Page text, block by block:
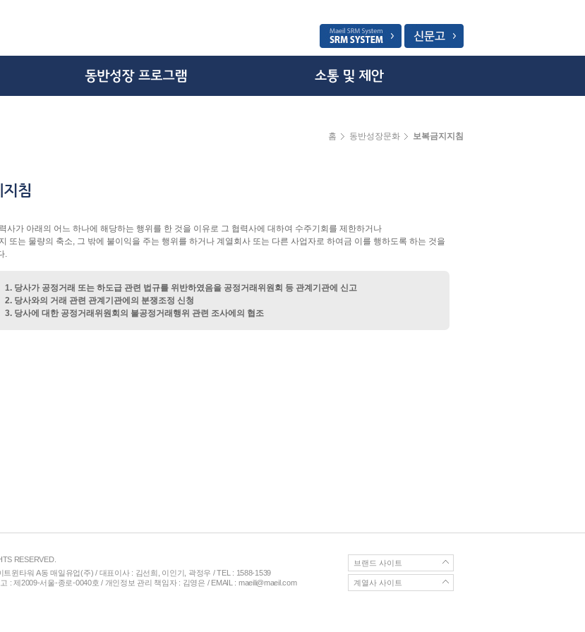
홈 동반성장문화 보복금지지침
사가 아래의 어느 하나에 해당하는 행위를 한 것을 이유로 그 협력사에 대하여 수주기회를 제한하거나
또는 물량의 축소, 그 밖에 불이익을 주는 행위를 하거나 계열회사 또는 다른 사업자로 하여금 이를 행하도록 하는 것을
.
1. 당사가 공정거래 또는 하도급 관련 법규를 위반하였음을 공정거래위원회 등 관계기관에 신고
2. 당사와의 거래 관련 관계기관에의 분쟁조정 신청
3. 당사에 대한 공정거래위원회의 불공정거래행위 관련 조사에의 협조
RESERVED.
윈타워 A동 매일유업(주) / 대표이사 : 김선희, 이인기, 곽정우 / TEL : 1588-1539
: 제2009-서울-종로-0040호 / 개인정보 관리 책임자 : 김영은 / EMAIL : maeili@maeil.com
브랜드 사이트
계열사 사이트